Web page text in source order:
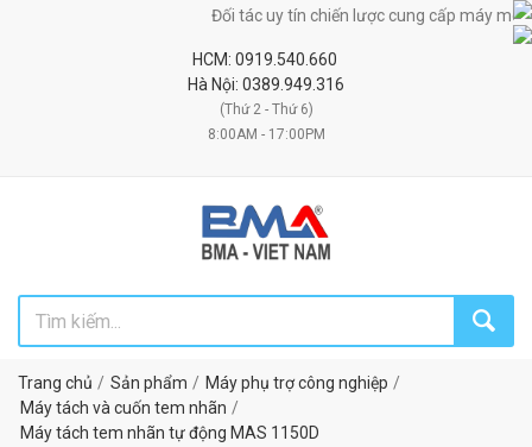
Đối tác uy tín chiến lược cung cấp máy móc,
HCM: 0919.540.660
Hà Nội: 0389.949.316
(Thứ 2 - Thứ 6)
8:00AM - 17:00PM
Trang chủ Sản phẩm
Máy phụ trợ công nghiệp
Máy tách và cuốn tem nhãn
Máy tách tem nhãn tự động MAS 1150D